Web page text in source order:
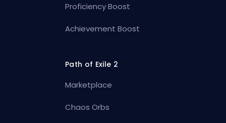
Proficiency Boost
Achievement Boost
Path of Exile 2
Marketplace
Chaos Orbs